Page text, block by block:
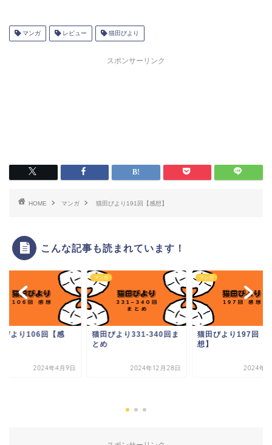
中…
マンガ レビュー 猫田びより
スポンサーリンク
HOME マンガ 猫田びより191回【感想】
こんな記事も読まれています！
びより106回【感
2024年4月9日
マンガ
猫田びより331-340回ま
とめ
2024年12月28日
マンガ
猫田びより197回【
想】
2024年7